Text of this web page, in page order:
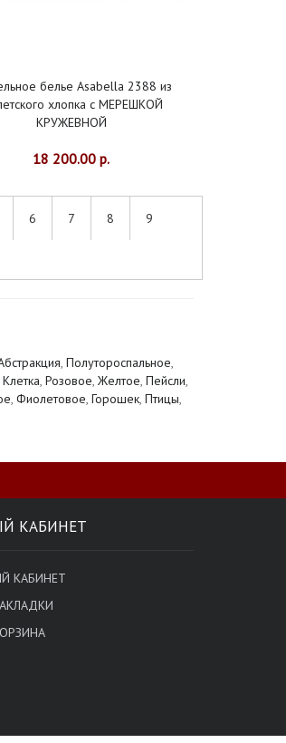
белье Asabella 2388 из
хлопка с МЕРЕШКОЙ
КРУЖЕВНОЙ
18 200.00 р.
6 7 8 9
, Полутороспальное,
Клетка, Розовое, Желтое, Пейсли,
, Фиолетовое, Горошек, Птицы,
КАБИНЕТ
КАБИНЕТ